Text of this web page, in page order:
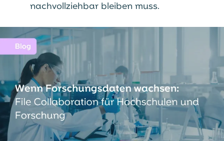
nachvollziehbar bleiben muss.